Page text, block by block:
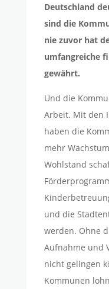
Deutschland
sind die
nie zuvor hat
umfangreiche
gewährt.
Und die
Arbeit. Mit den
haben die
mehr
Wohlstand
und die
werden. Ohne
Aufnahme und
nicht gelingen
Kommunen